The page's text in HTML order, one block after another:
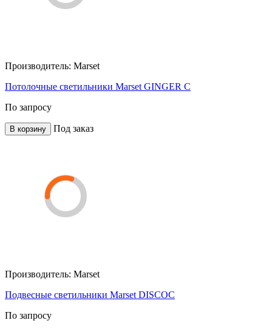
Производитель: Marset
Потолочные светильники Marset GINGER C
По запросу
В корзину Под заказ
Производитель: Marset
Подвесные светильники Marset DISCOC
По запросу